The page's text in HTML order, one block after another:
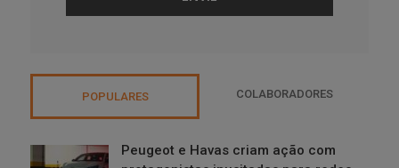
POPULARES COLABORADORES
Peugeot e Havas criam ação com